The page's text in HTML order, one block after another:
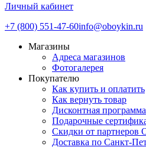
Личный кабинет
+7 (800) 551-47-60info@oboykin.ru
Магазины
Адреса магазинов
Фотогалерея
Покупателю
Как купить и оплатить
Как вернуть товар
Дисконтная программа
Подарочные
Скидки от партнеров
Доставка по Санкт-